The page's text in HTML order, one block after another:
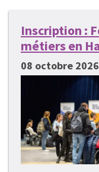
Inscription :
métiers en
08 octobre